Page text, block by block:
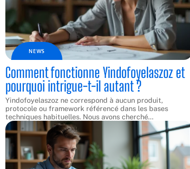
NEWS
Comment fonctionne Yindofoyelaszoz et
pourquoi intrigue-t-il autant ?
Yindofoyelaszoz ne correspond à aucun produit,
protocole ou framework référencé dans les bases
techniques habituelles. Nous avons cherché…